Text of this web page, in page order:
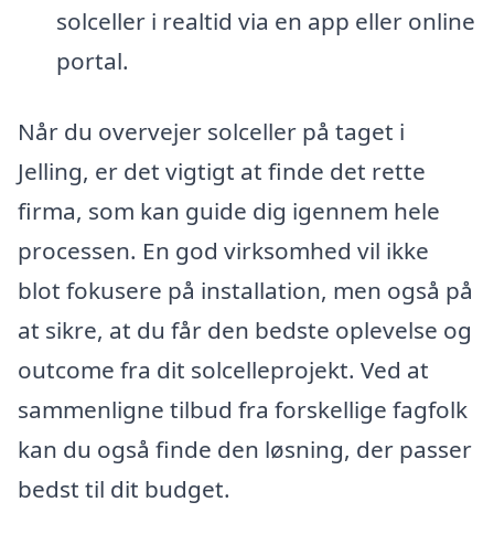
solceller i realtid via en app eller online
portal.
Når du overvejer solceller på taget i
Jelling, er det vigtigt at finde det rette
firma, som kan guide dig igennem hele
processen. En god virksomhed vil ikke
blot fokusere på installation, men også på
at sikre, at du får den bedste oplevelse og
outcome fra dit solcelleprojekt. Ved at
sammenligne tilbud fra forskellige fagfolk
kan du også finde den løsning, der passer
bedst til dit budget.